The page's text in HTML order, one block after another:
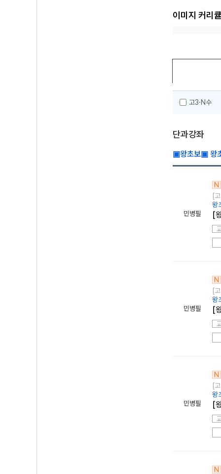
이미지 커리
고3·N수
단과강좌
▣왕초보▣ 왕
민병필
N
[
왕
[
민병필
N
[
왕
[
민병필
N
[
왕
[
N